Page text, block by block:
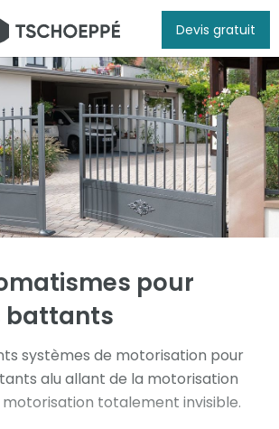
Devis gratuit
pour
battants
systèmes de motorisation pour
alu allant de la motorisation
totalement invisible.